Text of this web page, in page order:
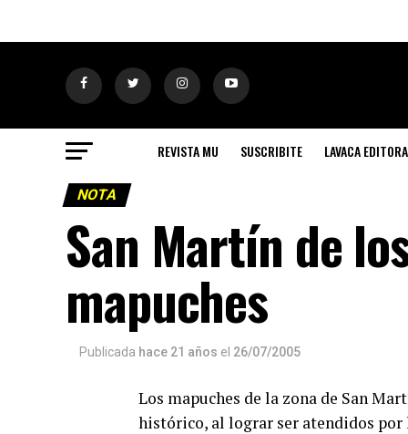
REVISTA MU SUSCRIBITE LAVACA EDITORA
NOTA
San Martín de
mapuches
Publicada hace 21 años el 26/07/2005
Los mapuches de la zona de San
histórico, al lograr ser atendidos